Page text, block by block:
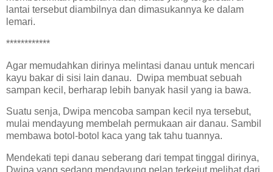
lantai tersebut diambilnya dan dimasukannya ke dalam
lemari.
************
Agar memudahkan dirinya melintasi danau untuk mencari
kayu bakar di sisi lain danau. Dwipa membuat sebuah
sampan kecil, berharap lebih banyak hasil yang ia bawa.
Suatu senja, Dwipa mencoba sampan kecil nya tersebut,
mulai mendayung membelah permukaan air danau. Sambil
membawa botol-botol kaca yang tak tahu tuannya.
Mendekati tepi danau seberang dari tempat tinggal dirinya,